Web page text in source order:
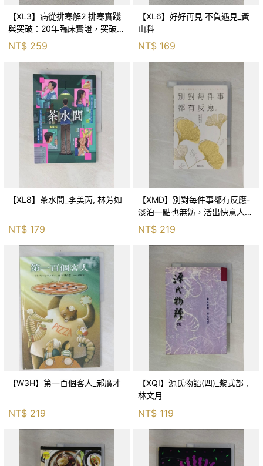
【XL3】病從排寒解2 排寒實踐
與突破：20年臨床實證，突破排
寒盲點，防治疫毒流感的中醫養
命方略！_李璧如
NT$ 259
【XL6】好好再見 不負遇見_黃
山料
NT$ 169
【XL8】茶水間_李美芮, 林芳如
NT$ 179
【XMD】別對每件事都有反應-
淡泊一點也無妨，活出快意人生
的99個禪練習！_枡野俊明, 黃
薇嬪
NT$ 219
【W3H】第一百個客人_郝廣才
NT$ 219
【XQI】源氏物語(四)_紫式部 ,
林文月
NT$ 119